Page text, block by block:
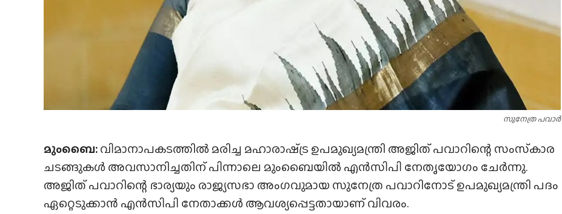
സുനേത്ര പവാർ
മുംബൈ:വിമാനാപകടത്തിൽ മരിച്ച മഹാരാഷ്‌ട്ര ഉപമുഖ്യമന്ത്രി അജിത് പവാറിന്റെ സംസ്‌കാര
ചടങ്ങുകൾ അവസാനിച്ചതിന് പിന്നാലെ മുംബൈയിൽ എൻസിപി നേതൃയോഗം ചേർന്നു.
അജിത് പവാറിന്റെ ഭാര്യയും രാജ്യസഭാ അംഗവുമായ സുനേത്ര പവാറിനോട് ഉപമുഖ്യമന്ത്രി പദം
ഏറ്റെടുക്കാൻ എൻസിപി നേതാക്കൾ ആവശ്യപ്പെട്ടതായാണ് വിവരം.